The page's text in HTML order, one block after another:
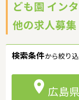
ども園 イン
他の求人募
検索条件から絞り
 広島県